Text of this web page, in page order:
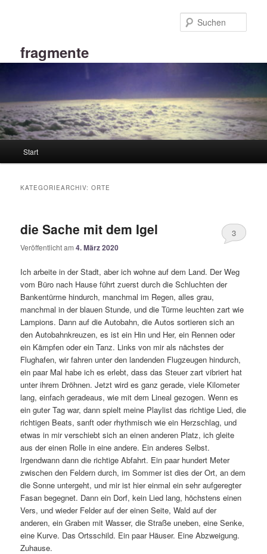
fragmente
Start
KATEGORIEARCHIV:ORTE
die Sache mit dem Igel
Veröffentlicht am4. März 2020
3
Ich arbeite in der Stadt, aber ich wohne auf dem Land. Der Weg
vom Büro nach Hause führt zuerst durch die Schluchten der
Bankentürme hindurch, manchmal im Regen, alles grau,
manchmal in der blauen Stunde, und die Türme leuchten zart wie
Lampions. Dann auf die Autobahn, die Autos sortieren sich an
den Autobahnkreuzen, es ist ein Hin und Her, ein Rennen oder
ein Kämpfen oder ein Tanz. Links von mir als nächstes der
Flughafen, wir fahren unter den landenden Flugzeugen hindurch,
ein paar Mal habe ich es erlebt, dass das Steuer zart vibriert hat
unter ihrem Dröhnen. Jetzt wird es ganz gerade, viele Kilometer
lang, einfach geradeaus, wie mit dem Lineal gezogen. Wenn es
ein guter Tag war, dann spielt meine Playlist das richtige Lied, die
richtigen Beats, sanft oder rhythmisch wie ein Herzschlag, und
etwas in mir verschiebt sich an einen anderen Platz, ich gleite
aus der einen Rolle in eine andere. Ein anderes Selbst.
Irgendwann dann die richtige Abfahrt. Ein paar hundert Meter
zwischen den Feldern durch, im Sommer ist dies der Ort, an dem
die Sonne untergeht, und mir ist hier einmal ein sehr aufgeregter
Fasan begegnet. Dann ein Dorf, kein Lied lang, höchstens einen
Vers, und wieder Felder auf der einen Seite, Wald auf der
anderen, ein Graben mit Wasser, die Straße uneben, eine Senke,
eine Kurve. Das Ortsschild. Ein paar Häuser. Eine Abzweigung.
Zuhause.